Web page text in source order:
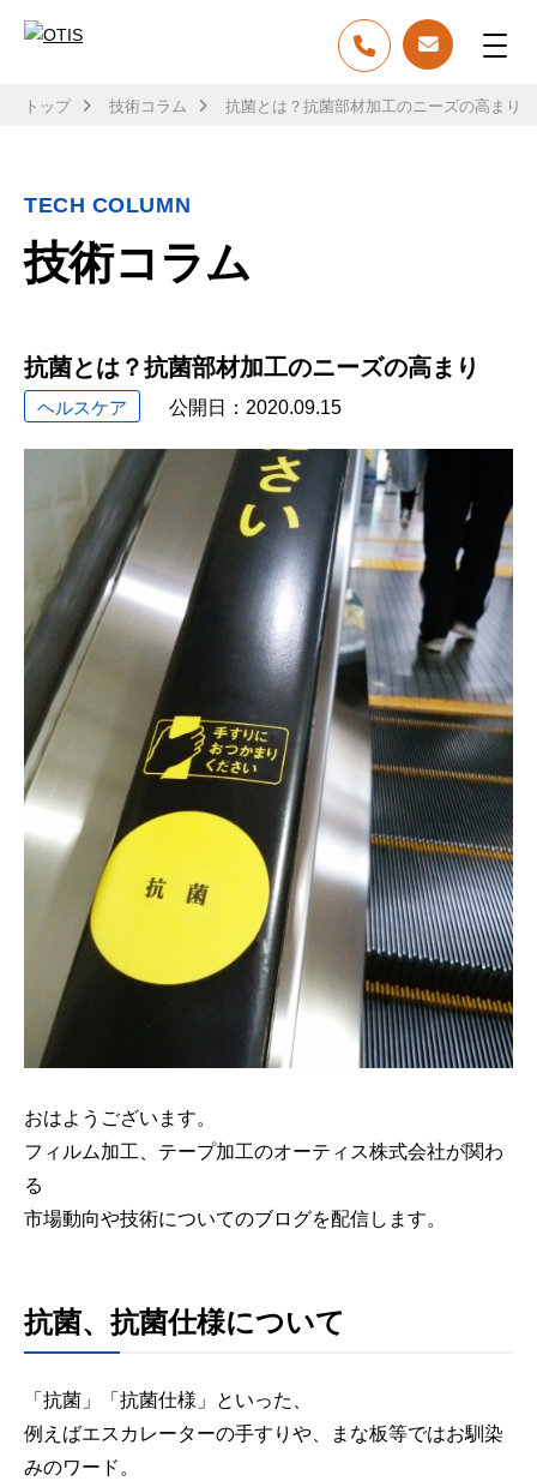
トップ 技術コラム 抗菌とは？抗菌部材加工のニーズの高まり
TECH COLUMN
技術コラム
抗菌とは？抗菌部材加工のニーズの高まり
ヘルスケア 公開日： 2020.09.15
おはようございます。
フィルム加工、テープ加工のオーティス株式会社が関わ
る
市場動向や技術についてのブログを配信します。
抗菌、抗菌仕様について
「抗菌」「抗菌仕様」といった、
例えばエスカレーターの手すりや、まな板等ではお馴染
みのワード。